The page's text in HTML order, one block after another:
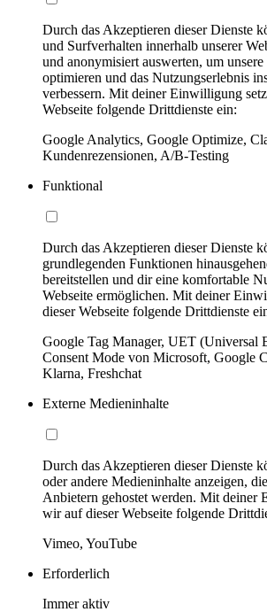
Durch das Akzeptieren dieser Dienste
und Surfverhalten innerhalb unserer
und anonymisiert auswerten, um unsere
optimieren und das Nutzungserlebnis
verbessern. Mit deiner Einwilligung
Webseite folgende Drittdienste ein:
Google Analytics, Google Optimize,
Kundenrezensionen, A/B-Testing
Funktional
Durch das Akzeptieren dieser Dienste
grundlegenden Funktionen
bereitstellen und dir eine komfortable
Webseite ermöglichen. Mit deiner
dieser Webseite folgende Drittdienste
Google Tag Manager, UET (Universal
Consent Mode von Microsoft, Google
Klarna, Freshchat
Externe Medieninhalte
Durch das Akzeptieren dieser Dienste
oder andere Medieninhalte anzeigen,
Anbietern gehostet werden. Mit deiner
wir auf dieser Webseite folgende
Vimeo, YouTube
Erforderlich
Immer aktiv